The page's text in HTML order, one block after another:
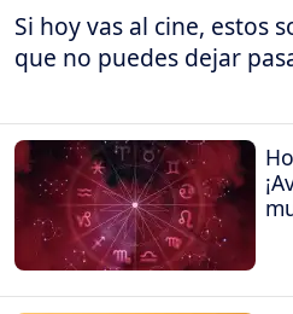
Si hoy vas al cine, estos
que no puedes dejar